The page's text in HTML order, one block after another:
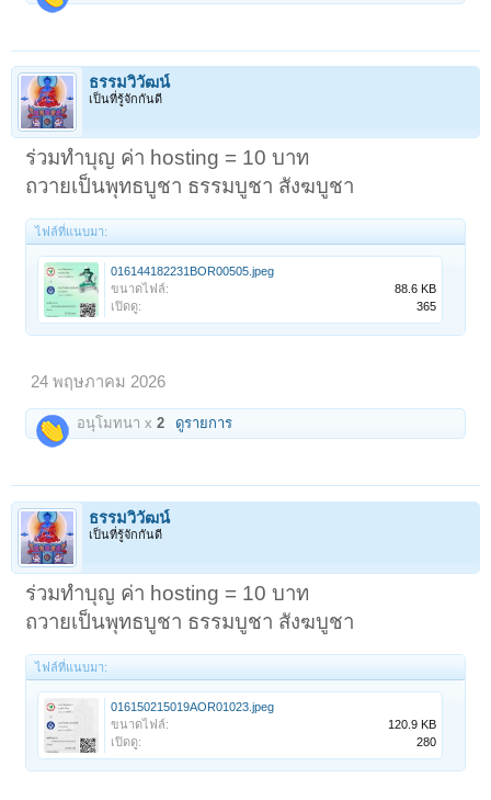
ธรรมวิวัฒน์
เป็นที่รู้จักกันดี
ร่วมทำบุญ ค่า hosting = 10 บาท
ถวายเป็นพุทธบูชา ธรรมบูชา สังฆบูชา
ไฟล์ที่แนบมา:
016144182231BOR00505.jpeg
ขนาดไฟล์:
88.6 KB
เปิดดู:
365
24 พฤษภาคม 2026
อนุโมทนา x2 ดูรายการ
ธรรมวิวัฒน์
เป็นที่รู้จักกันดี
ร่วมทำบุญ ค่า hosting = 10 บาท
ถวายเป็นพุทธบูชา ธรรมบูชา สังฆบูชา
ไฟล์ที่แนบมา:
016150215019AOR01023.jpeg
ขนาดไฟล์:
120.9 KB
เปิดดู:
280